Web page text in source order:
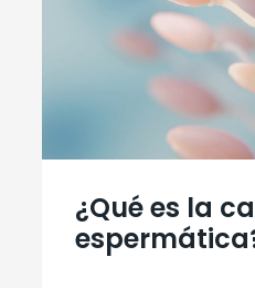
¿Qué es la